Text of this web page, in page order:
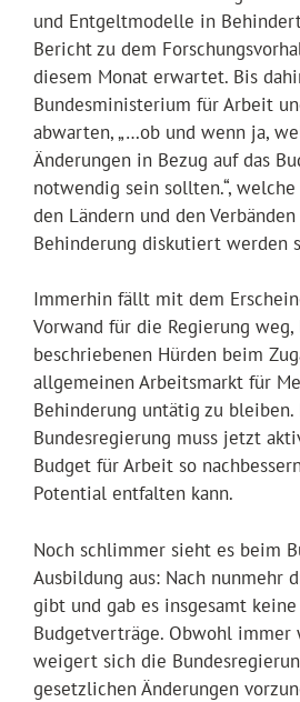
und Entgeltmodelle in
Bericht zu dem
diesem Monat erwartet. Bis
Bundesministerium für Arbeit
abwarten, „…ob und wenn ja,
Änderungen in Bezug auf das
notwendig sein sollten.“,
den Ländern und den
Behinderung diskutiert werden
Immerhin fällt mit dem
Vorwand für die Regierung
beschriebenen Hürden beim
allgemeinen Arbeitsmarkt für
Behinderung untätig zu bleiben.
Bundesregierung muss jetzt
Budget für Arbeit so
Potential entfalten kann.
Noch schlimmer sieht es beim
Ausbildung aus: Nach nunmehr
gibt und gab es insgesamt
Budgetverträge. Obwohl immer
weigert sich die
gesetzlichen Änderungen